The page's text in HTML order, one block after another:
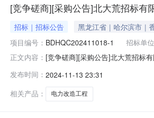
[竞争磋商][采购公告]北大荒招标有
招标｜招标公告 黑龙江省｜哈尔滨市｜
项目编号： BDHQC202411018-1 招标单位
正文内容： [竞争磋商][采购公告]北大荒招标
（缺陷责任期）：自验收合格之
发布时间： 2024-11-13 23:31
相关产品：
电力改造工程